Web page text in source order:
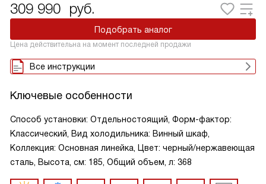
309 990 руб.
Подобрать аналог
Цена действительна на момент последней продажи
Все инструкции
Ключевые особенности
Способ установки: Отдельностоящий, Форм-фактор:
Классический, Вид холодильника: Винный шкаф,
Коллекция: Основная линейка, Цвет: черный/нержавеющая
сталь, Высота, см: 185, Общий объем, л: 368